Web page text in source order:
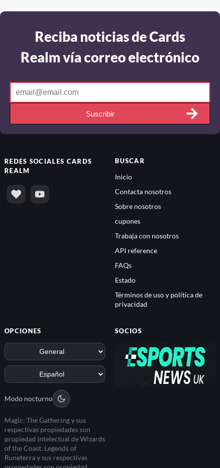
Reciba noticias de Cards
Realm vía correo electrónico
Suscribir
REDES SOCIALES CARDS
REALM
BUSCAR
Inicio
Contacta nosotros
Sobre nosotros
cupones
Trabaja con nosotros
API reference
FAQs
Estado
Términos de uso y política de
privacidad
OPCIONES
Modo nocturno
Magic: The Gathering y sus
respectivas propiedades son
propiedad intelectual de Wizards
of the Coast. Legends of
Runeterra y sus respectivas
propiedades son propiedad
SOCIOS